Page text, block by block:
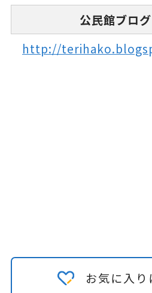
公民館ブロ
http://
お気に入